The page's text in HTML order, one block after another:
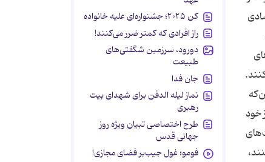
خود
کن ۲۰۲۵؛ جشنواره‌ای علیه خانواده
راز افرادی که کمتر ضرر می‌کنند!
دورود، سرزمین شگفتی‌های
طبیعت
جان فدا
نماز لیله الدفن برای شهدای بیت
رهبری
طرح اختصاصی تبیان ویژه روز
جهانی قدس
فومو؛ غول جیب‌بر فضای مجازی!